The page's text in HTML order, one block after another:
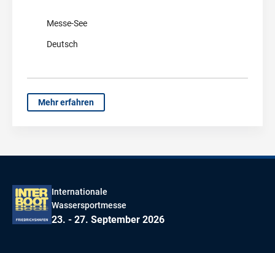
Messe-See
Deutsch
Mehr erfahren
Internationale
Wassersportmesse
23. - 27. September 2026